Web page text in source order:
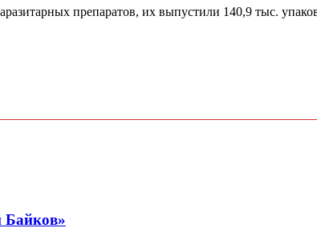
препаратов, их выпустили 140,9 тыс.
Байков»